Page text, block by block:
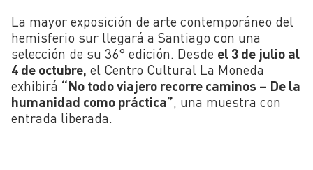
La mayor exposición de arte contemporáneo del
hemisferio sur llegará a Santiago con una
selección de su 36° edición. Desde el 3 de julio al
4 de octubre, el Centro Cultural La Moneda
exhibirá “No todo viajero recorre caminos – De la
humanidad como práctica”, una muestra con
entrada liberada.